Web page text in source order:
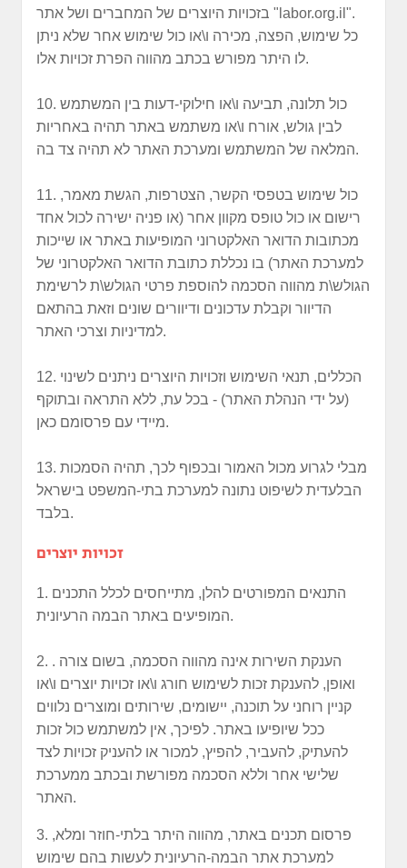
בזכויות היוצרים של המחברים ושל אתר "labor.org.il".
כל שימוש, הפצה, מכירה ו\או כול שימוש אחר שלא ניתן
לו היתר מפורש בכתב מהווה הפרת זכויות אלו.
10. כול תלונה, תביעה ו\או חילוקי-דעות בין המשתמש
לבין גולש, אורח ו\או משתמש באתר תהיה באחריות
המלאה של המשתמש ומערכת האתר לא תהיה צד בה.
11. כול שימוש בטפסי הקשר, הצטרפות, הגשת מאמר,
רישום או כול טופס מקוון אחר (או פניה ישירה לכול אחד
מכתובות הדואר האלקטרוני המופיעות באתר או שייכות
למערכת האתר) בו נכללת כתובת הדואר האלקטרוני של
הגולש\ת מהווה הסכמה להוספת פרטי הגולש\ת לרשימת
הדיוור וקבלת עדכונים ודיוורים שונים וזאת בהתאם
למדיניות וצרכי האתר.
12. הכללים, תנאי השימוש וזכויות היוצרים ניתנים לשינוי
(על ידי הנהלת האתר) - בכל עת, ללא התראה ובתוקף
מיידי עם פרסומם כאן.
13. מבלי לגרוע מכול האמור ובכפוף לכך, תהיה הסמכות
הבלעדית לשיפוט נתונה למערכת בתי-המשפט בישראל
בלבד.
זכויות יוצרים
1. התנאים המפורטים להלן, מתייחסים לכלל התכנים
המופיעים באתר הבמה הרעיונית.
2. . הענקת השירות אינה מהווה הסכמה, בשום צורה
ואופן, להענקת זכות לשימוש חורג ו\או זכויות יוצרים ו\או
קניין רוחני על תוכנה, יישומים, שירותים ומוצרים נלווים
ככל שיופיעו באתר. לפיכך, אין למשתמש כול זכות
להעתיק, להעביר, להפיץ, למכור או להעניק זכויות לצד
שלישי אחר וללא הסכמה מפורשת ובכתב ממערכת
האתר.
3. פרסום תכנים באתר, מהווה היתר בלתי-חוזר ומלא,
למערכת אתר הבמה-הרעיונית לעשות בהם שימוש